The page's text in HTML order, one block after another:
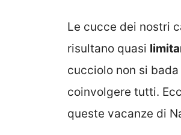
Le cucce dei nostri
risultano quasi
cucciolo non si
coinvolgere tutti.
queste vacanze di